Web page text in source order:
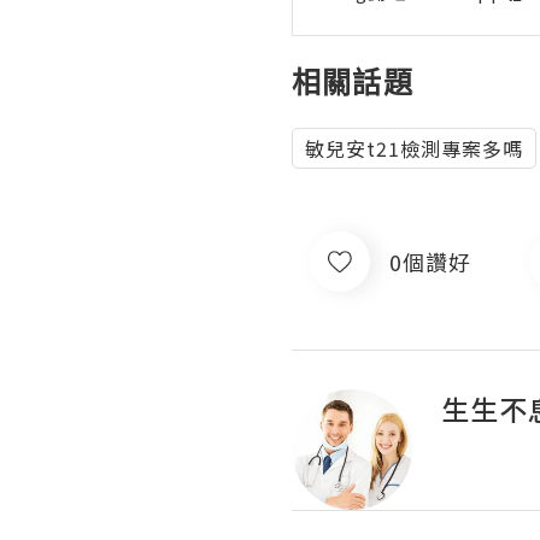
相關話題
敏兒安t21檢測專案多嗎
0個讚好
生生不